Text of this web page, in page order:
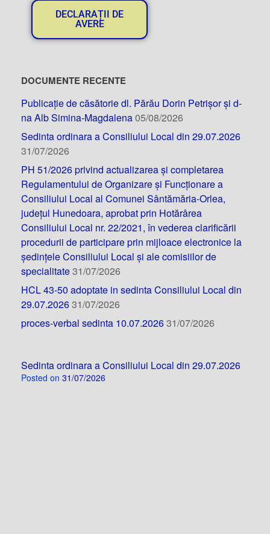
DECLARAȚII DE
AVERE
DOCUMENTE RECENTE
Publicație de căsătorie dl. Părău Dorin Petrișor și d-
na Alb Simina-Magdalena05/08/2026
Sedinta ordinara a Consiliului Local din 29.07.2026
31/07/2026
PH 51/2026 privind actualizarea și completarea
Regulamentului de Organizare și Funcționare a
Consiliului Local al Comunei Sântămăria-Orlea,
județul Hunedoara, aprobat prin Hotărârea
Consiliului Local nr. 22/2021, în vederea clarificării
procedurii de participare prin mijloace electronice la
ședințele Consiliului Local și ale comisiilor de
specialitate31/07/2026
HCL 43-50 adoptate in sedinta Consiliului Local din
29.07.202631/07/2026
proces-verbal sedinta 10.07.202631/07/2026
Sedinta ordinara a Consiliului Local din 29.07.2026
Posted on 31/07/2026